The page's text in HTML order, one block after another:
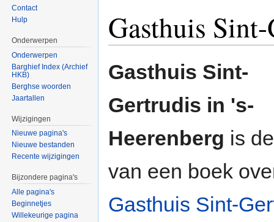
Gasthuis
Gasthuis Sint-
Gertrudis in 's-
Heerenberg is
van een boek
Gasthuis Sint-
Contact
Hulp
Onderwerpen
Onderwerpen
Barghief Index (Archief
HKB)
Berghse woorden
Jaartallen
Wijzigingen
Nieuwe pagina's
Nieuwe bestanden
Recente wijzigingen
Bijzondere pagina's
Alle pagina's
Beginnetjes
Willekeurige pagina